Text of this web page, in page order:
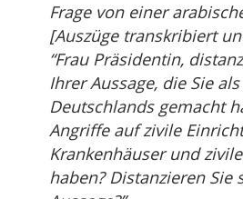
Frage von einer
[Auszüge transkribiert
“Frau Präsidentin,
Ihrer Aussage, die Sie
Deutschlands gemacht
Angriffe auf zivile
Krankenhäuser und
haben? Distanzieren Sie